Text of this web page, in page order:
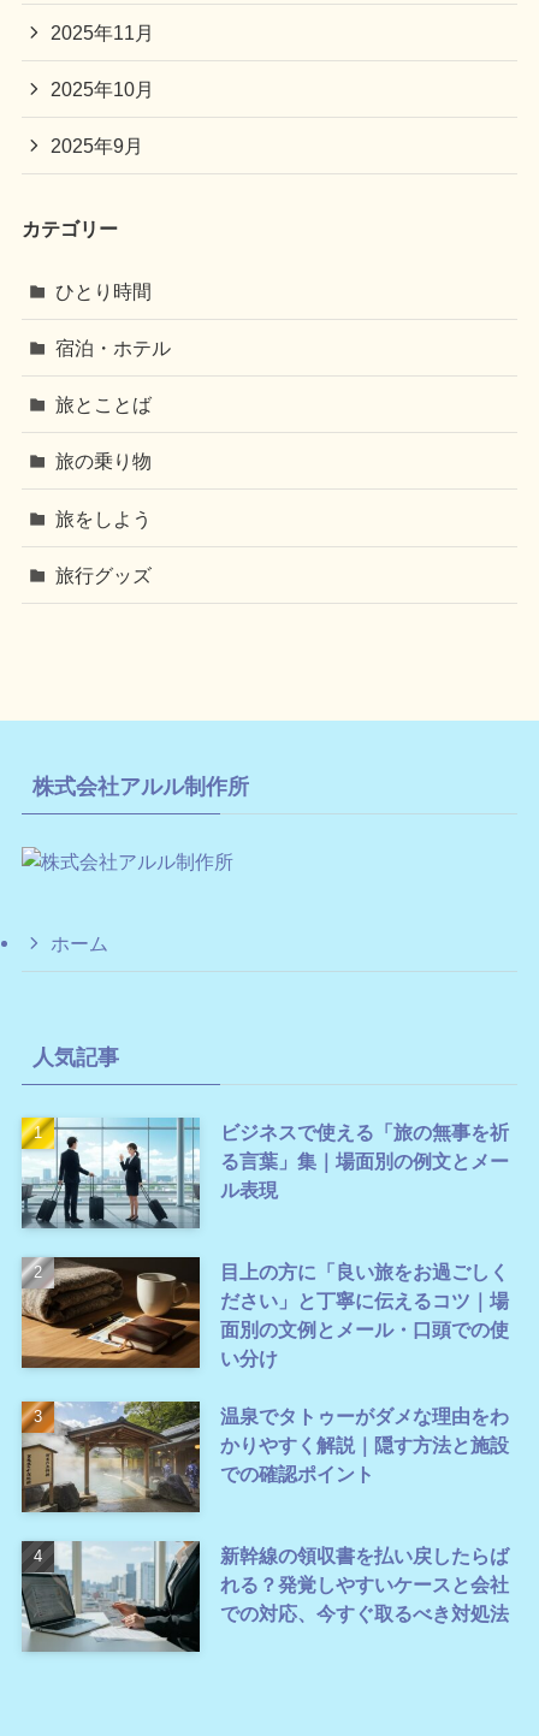
2025年11月
2025年10月
2025年9月
カテゴリー
ひとり時間
宿泊・ホテル
旅とことば
旅の乗り物
旅をしよう
旅行グッズ
株式会社アルル制作所
ホーム
人気記事
ビジネスで使える「旅の無事を祈
る言葉」集｜場面別の例文とメー
ル表現
目上の方に「良い旅をお過ごしく
ださい」と丁寧に伝えるコツ｜場
面別の文例とメール・口頭での使
い分け
温泉でタトゥーがダメな理由をわ
かりやすく解説｜隠す方法と施設
での確認ポイント
新幹線の領収書を払い戻したらば
れる？発覚しやすいケースと会社
での対応、今すぐ取るべき対処法